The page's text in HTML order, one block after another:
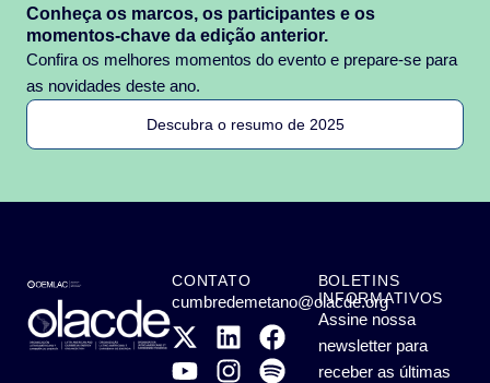
Conheça os marcos, os participantes e os
momentos-chave da edição anterior.
Confira os melhores momentos do evento e prepare-se para
as novidades deste ano.
Descubra o resumo de 2025
CONTATO
cumbredemetano@olacde.org
BOLETINS
INFORMATIVOS
Assine nossa
newsletter para
receber as últimas